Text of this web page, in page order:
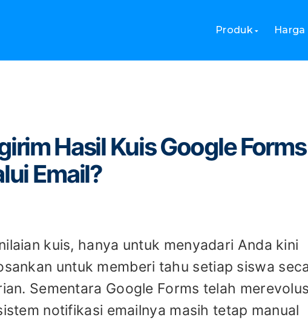
Produk Harga
Hasil Kuis Google
Email?
kuis, hanya untuk menyadari Anda kini
untuk memberi tahu setiap siswa
Sementara Google Forms telah
notifikasi emailnya masih tetap manual